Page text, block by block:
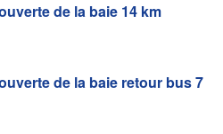
de la baie 14 km
de la baie retour bus 7